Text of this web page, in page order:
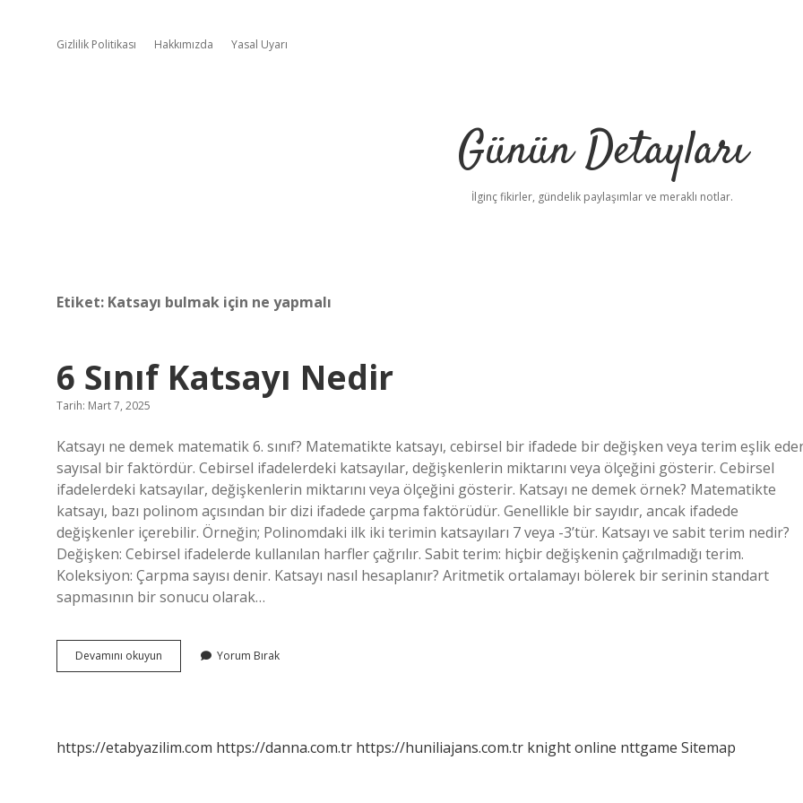
Gizlilik Politikası Hakkımızda Yasal Uyarı
Günün Detayları
İlginç fikirler, gündelik paylaşımlar ve meraklı notlar.
Etiket: Katsayı bulmak için ne yapmalı
6 Sınıf Katsayı Nedir
Tarih: Mart 7, 2025
Katsayı ne demek matematik 6. sınıf? Matematikte katsayı, cebirsel bir ifadede bir değişken veya terim eşlik
sayısal bir faktördür. Cebirsel ifadelerdeki katsayılar, değişkenlerin miktarını veya ölçeğini gösterir. Cebirsel
ifadelerdeki katsayılar, değişkenlerin miktarını veya ölçeğini gösterir. Katsayı ne demek örnek? Matematikte
katsayı, bazı polinom açısından bir dizi ifadede çarpma faktörüdür. Genellikle bir sayıdır, ancak ifadede
değişkenler içerebilir. Örneğin; Polinomdaki ilk iki terimin katsayıları 7 veya -3’tür. Katsayı ve sabit terim nedir?
Değişken: Cebirsel ifadelerde kullanılan harfler çağrılır. Sabit terim: hiçbir değişkenin çağrılmadığı terim.
Koleksiyon: Çarpma sayısı denir. Katsayı nasıl hesaplanır? Aritmetik ortalamayı bölerek bir serinin standart
sapmasının bir sonucu olarak…
Devamını okuyun
Sınıf
Yorum Bırak
https://etabyazilim.com https://danna.com.tr https://huniliajans.com.tr knight online nttgame Sitemap